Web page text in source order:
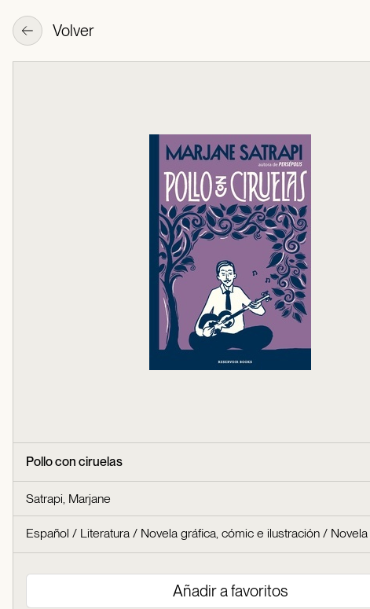
Volver
Pollo con ciruelas
Satrapi, Marjane
Español / Literatura / Novela gráfica, cómic e ilustración /
Añadir a favoritos